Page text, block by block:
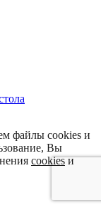
файлы cookies и
Вы
cookiesи